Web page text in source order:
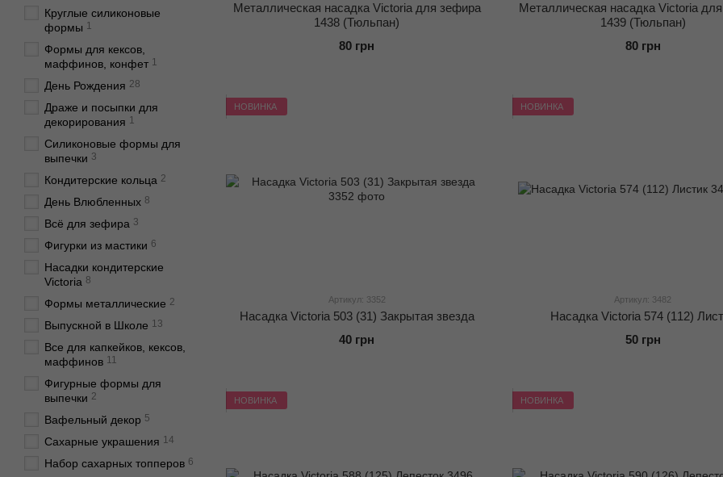
Металлическая насадка Victoria для зефира
1438 (Тюльпан)
80 грн
Металлическая насадка Victoria
1439 (Тюльпан)
80 грн
НОВИНКА
Артикул: 3352
Насадка Victoria 503 (31) Закрытая звезда
40 грн
НОВИНКА
Артикул: 3482
Насадка Victoria 574 (112)
50 грн
НОВИНКА НОВИНКА
Круглые силиконовые
формы 1
Формы для кексов,
маффинов, конфет 1
День Рождения 28
Драже и посыпки для
декорирования 1
Силиконовые формы для
выпечки 3
Кондитерские кольца 2
День Влюбленных 8
Всё для зефира 3
Фигурки из мастики 6
Насадки кондитерские
Victoria 8
Формы металлические 2
Выпускной в Школе 13
Все для капкейков, кексов,
маффинов 11
Фигурные формы для
выпечки 2
Вафельный декор 5
Сахарные украшения 14
Набор сахарных топперов 6